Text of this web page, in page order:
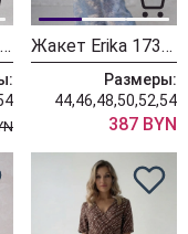
Брюки Erika 1735-6 голубой/серый Жакет Erika 1739-6 голубой/серый
Размеры:
44,46,48,50,52,54
387 BYN